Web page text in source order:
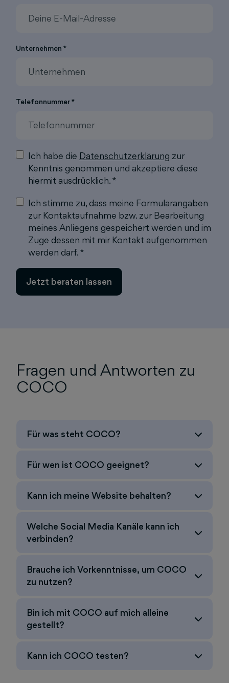
Unternehmen *
Telefonnummer *
Ich habe die Datenschutzerklärung zur
Kenntnis genommen und akzeptiere diese
hiermit ausdrücklich. *
Ich stimme zu, dass meine Formularangaben
zur Kontaktaufnahme bzw. zur Bearbeitung
meines Anliegens gespeichert werden und im
Zuge dessen mit mir Kontakt aufgenommen
werden darf. *
Fragen und Antworten zu
COCO
Für was steht COCO?
Für wen ist COCO geeignet?
Kann ich meine Website behalten?
Welche Social Media Kanäle kann ich
verbinden?
Brauche ich Vorkenntnisse, um COCO
zu nutzen?
Bin ich mit COCO auf mich alleine
gestellt?
Kann ich COCO testen?